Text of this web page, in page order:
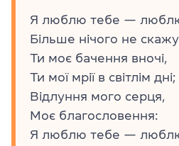
Я люблю тебе —
Більше нічого не
Ти моє бачення вночі,
Ти мої мрії в світлім дні;
Відлуння мого серця,
Моє благословення:
Я люблю тебе —